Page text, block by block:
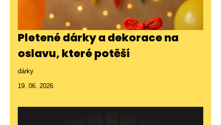
Pletené dárky a dekorace na
oslavu, které potěší
dárky
19. 06. 2026